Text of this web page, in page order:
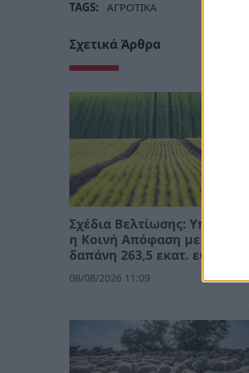
TAGS: ΑΓΡΟΤΙΚΑ
Σχετικά Άρθρα
Σχέδια Βελτίωσης: Υπεγράφη
η Κοινή Απόφαση με δημόσια
δαπάνη 263,5 εκατ. ευρώ
08/08/2026 11:09